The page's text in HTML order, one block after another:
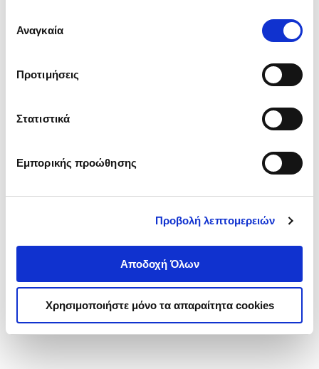
ενδιαφέρουν και να επιλέξετε από τα παρακάτω με την
΄΄και να ενημερωθείτε σχετικά με
συγκατάθεσης
Αναγκαία
Προτιμήσεις
Στατιστικά
Εμπορικής προώθησης
Προβολή λεπτομερειών
Αποδοχή Όλων
Χρησιμοποιήστε μόνο τα απαραίτητα cookies